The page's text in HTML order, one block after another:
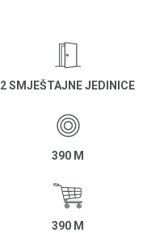
2 SMJEŠTAJNE JEDINICE
390 M
390 M